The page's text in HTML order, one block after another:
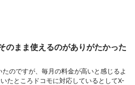
のまま使えるのがありがたかった
のですが、毎月の料金が高いと感じるよ
たところドコモに対応しているとしてX-